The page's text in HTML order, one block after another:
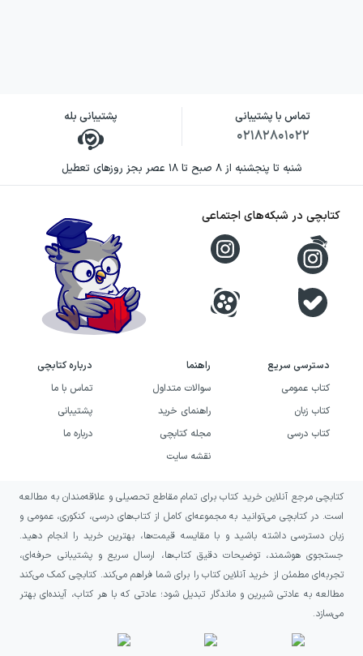
تماس با پشتیبانی
۰۲۱۸۲۸۰۱۰۲۲
پشتیبانی بله
شنبه تا پنجشنبه از ۸ صبح تا ۱۸ عصر بجز روزهای تعطیل
دسترسی سریع
کتاب عمومی
کتاب زبان
کتاب درسی
راهنما
سوالات متداول
راهنمای خرید
مجله کتابچی
نقشه سایت
درباره کتابچی
تماس با ما
پشتیبانی
درباره ما
کتابچی در شبکه‌های اجتماعی
کتابچی مرجع آنلاین خرید کتاب برای تمام مقاطع تحصیلی و علاقه‌مندان به مطالعه
است. در کتابچی می‌توانید به مجموعه‌ای کامل از کتاب‌های درسی، کنکوری، عمومی و
زبان دسترسی داشته باشید و با مقایسه قیمت‌ها، بهترین خرید را انجام دهید.
جستجوی هوشمند، توضیحات دقیق کتاب‌ها، ارسال سریع و پشتیبانی حرفه‌ای،
تجربه‌ای مطمئن از خرید آنلاین کتاب را برای شما فراهم می‌کند. کتابچی کمک می‌کند
مطالعه به عادتی شیرین و ماندگار تبدیل شود؛ عادتی که با هر کتاب، آینده‌ای بهتر
می‌سازد.